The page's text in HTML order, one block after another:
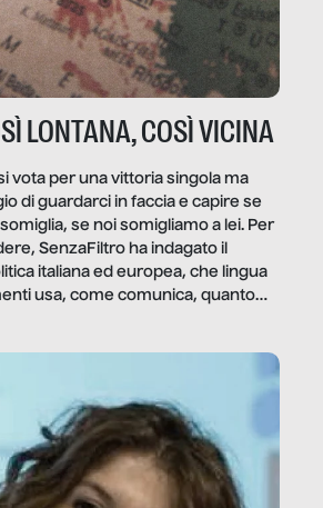
LONTANA, COSÌ VICINA
vota per una vittoria singola ma
di guardarci in faccia e capire se
se noi somigliamo a lei. Per
SenzaFiltro ha indagato il
italiana ed europea, che lingua
usa, come comunica, quanto